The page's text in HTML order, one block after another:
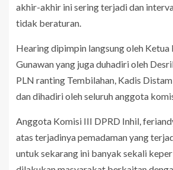
akhir-akhir ini sering terjadi dan
tidak beraturan.
Hearing dipimpin langsung oleh Ketua
Gunawan yang juga duhadiri oleh
PLN ranting Tembilahan, Kadis
dan dihadiri oleh seluruh anggota
Anggota Komisi III DPRD Inhil,
atas terjadinya pemadaman yang
untuk sekarang ini banyak sekali